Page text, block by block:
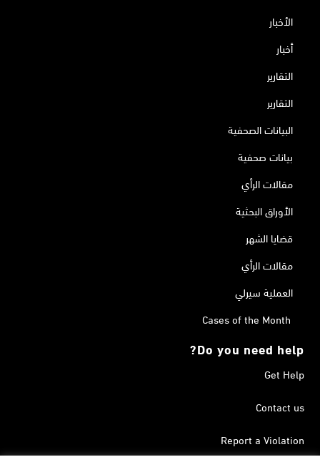
الأخبار
أخبار
التقارير
التقارير
البيانات الصحفية
بيانات صحفية
مقالات الرأي
الأوراق البحثية
قضايا الشهر
مقالات الرأي
العملية سيرلي
Cases of the Month
Do you need help?
Get Help
Contact us
Report a Violation